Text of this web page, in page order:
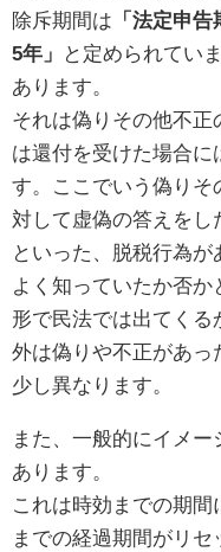
除斥期間は 「法定申
5年」
と定められてい
あります。
それは偽りその他不正
は還付を受けた場合に
す。ここでいう偽りそ
対して虚偽の答えをし
といった、脱税行為が
よく知っていたか否か
形で民法では出てくる
外は偽りや不正があっ
少し異なります。
また、一般的にイメー
あります。
これは時効までの期
までの経過期間がリ